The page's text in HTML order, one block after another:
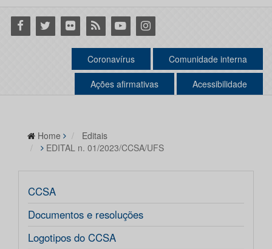
Facebook
Twitter Flickr RSS YoutubeInstagram
Coronavírus Comunidade interna
Ações afirmativas Acessibilidade
Home
Editais
EDITAL n. 01/2023/CCSA/UFS
CCSA
Documentos e resoluções
Logotipos do CCSA